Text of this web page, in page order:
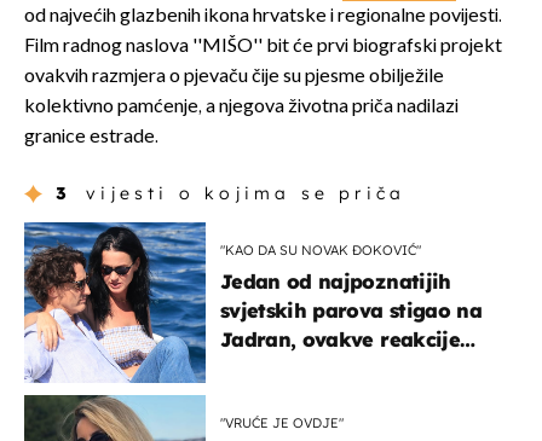
od najvećih glazbenih ikona hrvatske i regionalne povijesti.
Film radnog naslova ''MIŠO'' bit će prvi biografski projekt
ovakvih razmjera o pjevaču čije su pjesme obilježile
kolektivno pamćenje, a njegova životna priča nadilazi
granice estrade.
3 vijesti o kojima se priča
"KAO DA SU NOVAK ĐOKOVIĆ"
Jedan od najpoznatijih
svjetskih parova stigao na
Jadran, ovakve reakcije
"VRUĆE JE OVDJE"